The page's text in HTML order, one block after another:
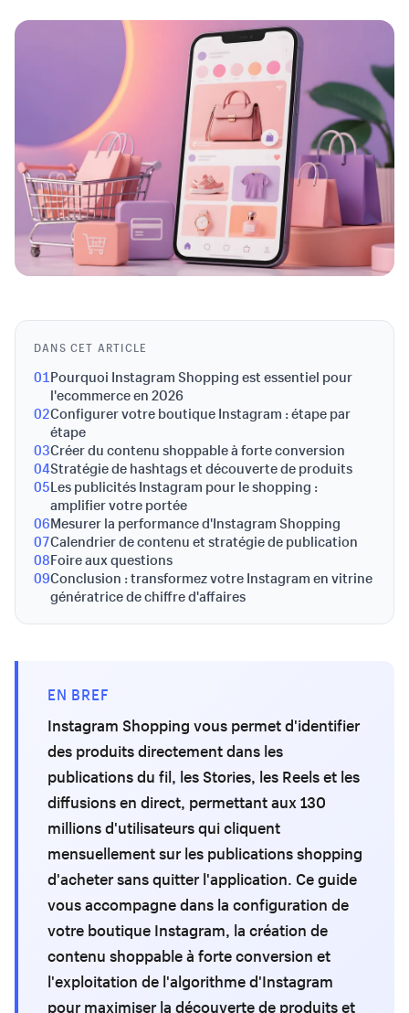
DANS CET ARTICLE
01Pourquoi Instagram Shopping est essentiel pour
l'ecommerce en 2026
02Configurer votre boutique Instagram : étape par
étape
03Créer du contenu shoppable à forte conversion
04Stratégie de hashtags et découverte de produits
05Les publicités Instagram pour le shopping :
amplifier votre portée
06Mesurer la performance d'Instagram Shopping
07Calendrier de contenu et stratégie de publication
08Foire aux questions
09Conclusion : transformez votre Instagram en vitrine
génératrice de chiffre d'affaires
EN BREF
Instagram Shopping vous permet d'identifier
des produits directement dans les
publications du fil, les Stories, les Reels et les
diffusions en direct, permettant aux 130
millions d'utilisateurs qui cliquent
mensuellement sur les publications shopping
d'acheter sans quitter l'application. Ce guide
vous accompagne dans la configuration de
votre boutique Instagram, la création de
contenu shoppable à forte conversion et
l'exploitation de l'algorithme d'Instagram
pour maximiser la découverte de produits et